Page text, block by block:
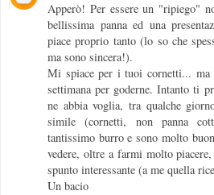
Apperò! Per essere un "ripiego"
bellissima panna ed una
piace proprio tanto (lo so che
ma sono sincera!).
Mi spiace per i tuoi cornetti... ma
settimana per goderne. Intanto ti
ne abbia voglia, tra qualche
simile (cornetti, non panna
tantissimo burro e sono molto
vedere, oltre a farmi molto
spunto interessante (a me quella
Un bacio